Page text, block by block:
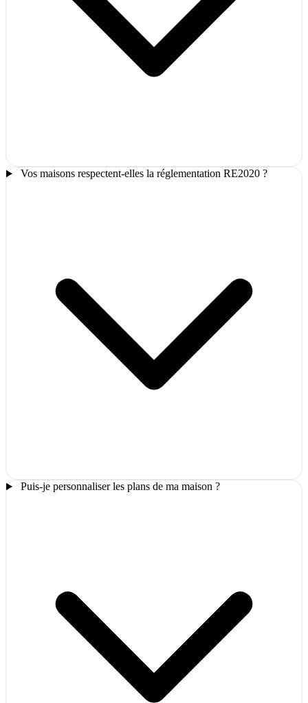
Vos maisons respectent-elles la réglementation RE2020 ?
Puis-je personnaliser les plans de ma maison ?